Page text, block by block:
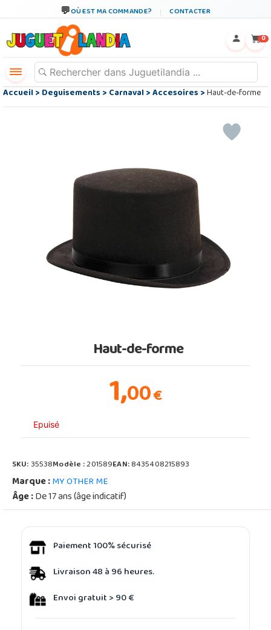
OÙ EST MA COMMANDE? CONTACTER
0
Accueil>Deguisements>Carnaval>Accesoires>Haut-de-forme
Haut-de-forme
1,00€
Epuisé
SKU:35538Modèle :201589EAN:8435408215893
Marque :MY OTHER ME
Âge :De 17 ans (âge indicatif)
Paiement 100% sécurisé
Livraison 48 à 96 heures.
Envoi gratuit > 90 €